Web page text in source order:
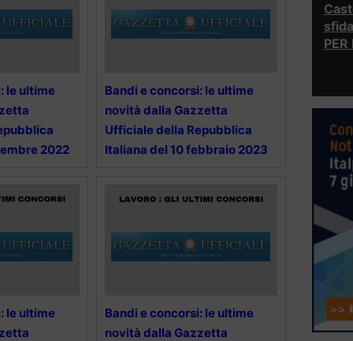
le ultime
2022
Bandi e concorsi: le ultime
novità dalla Gazzetta
Ufficiale della Repubblica
Italiana del 10 febbraio 2023
le ultime
Bandi e concorsi: le ultime
novità dalla Gazzetta
PER